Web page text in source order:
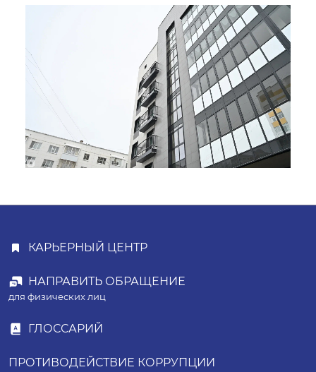
КАРЬЕРНЫЙ ЦЕНТР
НАПРАВИТЬ ОБРАЩЕНИЕ
для физических лиц
ГЛОССАРИЙ
ПРОТИВОДЕЙСТВИЕ КОРРУПЦИИ